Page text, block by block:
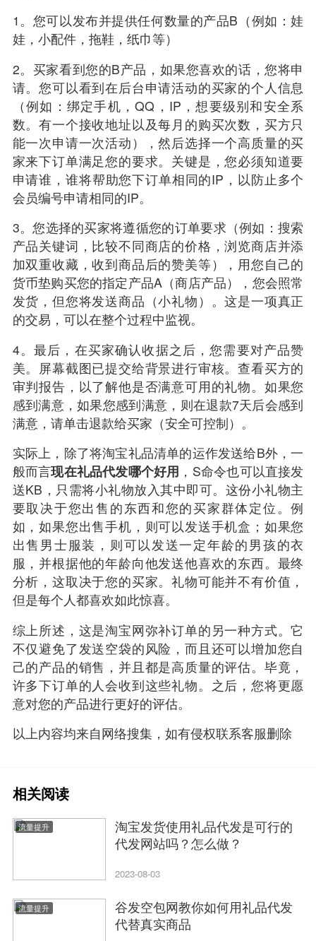
1。您可以发布并提供任何数量的产品B（例如：娃
娃，小配件，拖鞋，纸巾等）
2。买家看到您的B产品，如果您喜欢的话，您将申
请。您可以看到在后台申请活动的买家的个人信息
（例如：绑定手机，QQ，IP，想要级别和安全系
数。有一个接收地址以及每月的购买次数，买方只
能一次申请一次活动），然后选择一个高质量的买
家来下订单满足您的要求。关键是，您必须知道要
申请谁，谁将帮助您下订单相同的IP，以防止多个
会员编号申请相同的IP。
3。您选择的买家将遵循您的订单要求（例如：搜索
产品关键词，比较不同商店的价格，浏览商店并添
加双重收藏，收到商品后的赞美等），用您自己的
货币垫购买您的指定产品A（商店产品），您会照常
发货，但您将发送商品（小礼物）。这是一项真正
的交易，可以在整个过程中监视。
4。最后，在买家确认收据之后，您需要对产品赞
美。屏幕截图已提交给背景进行审核。查看买方的
审判报告，以了解他是否满意可用的礼物。如果您
感到满意，如果您感到满意，则在退款7天后会感到
满意，请单击退款给买家（安全可控制）。
实际上，除了将淘宝礼品清单的运作发送给B外，一
般而言现在礼品代发哪个好用 ，S命令也可以直接发
送KB，只需将小礼物放入其中即可。这份小礼物主
要取决于您出售的东西和您的买家群体定位。例
如，如果您出售手机，则可以发送手机盒；如果您
出售男士服装，则可以发送一定年龄的男孩的衣
服，并根据他的年龄向他发送他喜欢的东西。最终
分析，这取决于您的买家。礼物可能并不有价值，
但是每个人都喜欢如此惊喜。
综上所述，这是淘宝网弥补订单的另一种方式。它
不仅避免了发送空袋的风险，而且还可以增加您自
己的产品的销售，并且都是高质量的评估。毕竟，
许多下订单的人会收到这些礼物。之后，您将更愿
意对您的产品进行更好的评估。
以上内容均来自网络搜集，如有侵权联系客服删除
相关阅读
流量提升
淘宝发货使用礼品代发是可行的
代发网站吗？怎么做？
2023-08-03
流量提升
谷发空包网教你如何用礼品代发
代替真实商品